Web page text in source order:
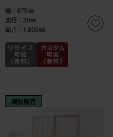
幅：875㎜
奥行：30㎜
高さ：1,800㎜
現状販売